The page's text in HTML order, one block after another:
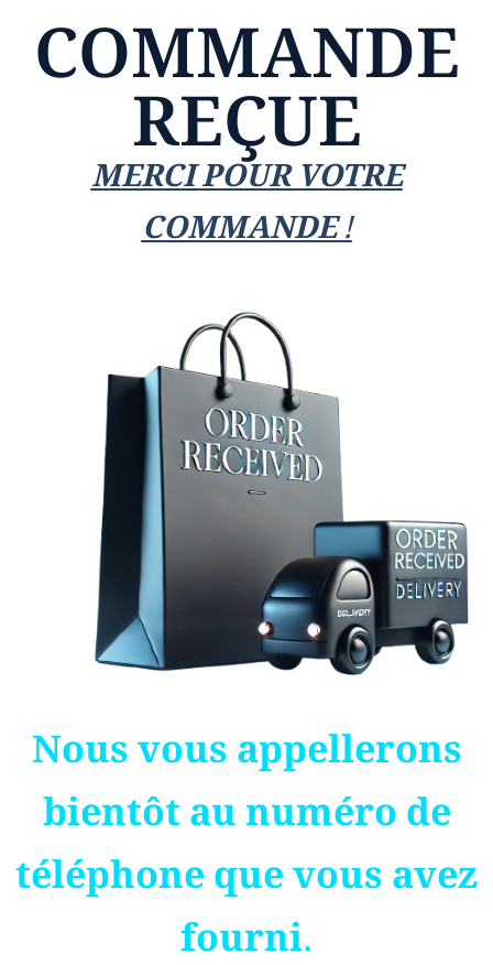
COMMANDE
REÇUE
MERCI POUR VOTRE
COMMANDE !
Nous vous appellerons
bientôt au numéro de
téléphone que vous avez
fourni.